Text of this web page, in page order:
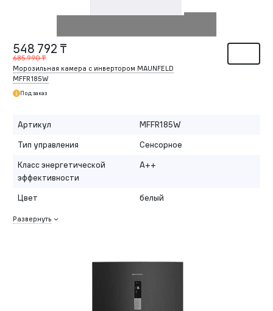
548 792 ₸
685 990 ₸
Морозильная камера с инвертором MAUNFELD
MFFR185W
Под заказ
Артикул
MFFR185W
Тип управления
Сенсорное
Класс энергетической
эффективности
A++
Цвет белый
Развернуть